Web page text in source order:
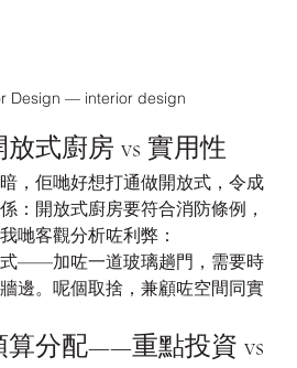
Design — interior design
式廚房 vs 實用性
，佢哋好想打通做開放式，令成
：開放式廚房要符合消防條例，
哋客觀分析咗利弊：
——加咗一道玻璃趟門，需要時
邊。呢個取捨，兼顧咗空間同實
算分配——重點投資 vs